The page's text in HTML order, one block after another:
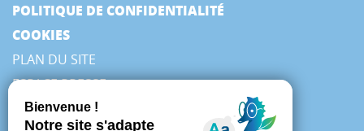
POLITIQUE DE CONFIDENTIALITÉ
COOKIES
PLAN DU SITE
ESPACE PRESSE